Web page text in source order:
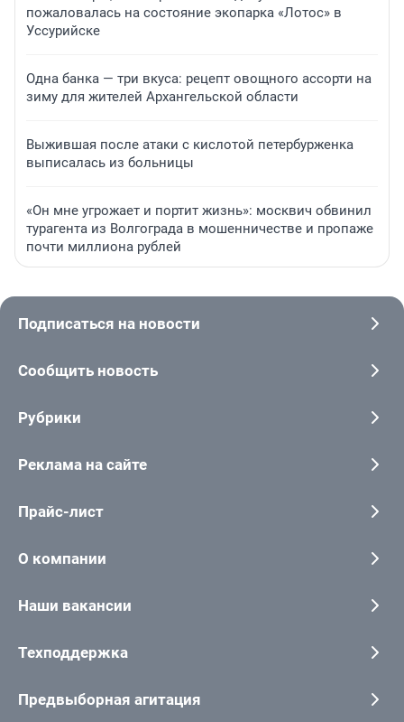
пожаловалась на состояние экопарка «Лотос» в
Уссурийске
Одна банка — три вкуса: рецепт овощного ассорти на
зиму для жителей Архангельской области
Выжившая после атаки с кислотой петербурженка
выписалась из больницы
«Он мне угрожает и портит жизнь»: москвич обвинил
турагента из Волгограда в мошенничестве и пропаже
почти миллиона рублей
Подписаться на новости
Сообщить новость
Рубрики
Реклама на сайте
Прайс-лист
О компании
Наши вакансии
Техподдержка
Предвыборная агитация